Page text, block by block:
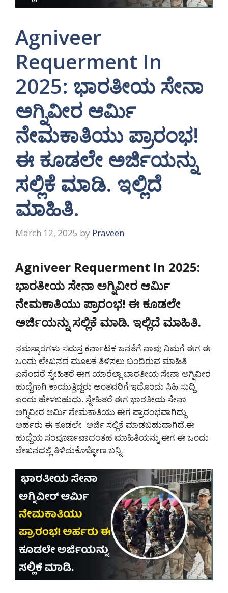
Agniveer
Requerment In
2025: ಭಾರತೀಯ ಸೇನಾ
ಅಗ್ನಿವೀರ ಆರ್ಮಿ
ನೇಮಕಾತಿಯು ಪ್ರಾರಂಭ!
ಈ ಕೂಡಲೇ ಅರ್ಜಿಯನ್ನು
ಸಲ್ಲಿಕೆ ಮಾಡಿ. ಇಲ್ಲಿದೆ
ಮಾಹಿತಿ.
March 12, 2025 by Praveen
Agniveer Requerment In 2025:
ಭಾರತೀಯ ಸೇನಾ ಅಗ್ನಿವೀರ ಆರ್ಮಿ
ನೇಮಕಾತಿಯು ಪ್ರಾರಂಭ! ಈ ಕೂಡಲೇ
ಅರ್ಜಿಯನ್ನು ಸಲ್ಲಿಕೆ ಮಾಡಿ. ಇಲ್ಲಿದೆ ಮಾಹಿತಿ.
ನಮಸ್ಕಾರಗಳು ಸಮಸ್ತ ಕರ್ನಾಟಕ ಜನತೆಗೆ ನಾವು ನಿಮಗೆ ಈಗ ಈ
ಒಂದು ಲೇಖನದ ಮೂಲಕ ತಿಳಿಸಲು ಬಂದಿರುವ ಮಾಹಿತಿ
ಏನೆಂದರೆ ಸ್ನೇಹಿತರೆ ಈಗ ಯಾರೆಲ್ಲಾ ಭಾರತೀಯ ಸೇನಾ ಅಗ್ನಿವೀರ
ಹುದ್ದೆಗಾಗಿ ಕಾಯುತ್ತಿದ್ದರು ಅಂತವರಿಗೆ ಇದೊಂದು ಸಿಹಿ ಸುದ್ದಿ
ಎಂದು ಹೇಳಬಹುದು. ಸ್ನೇಹಿತರೆ ಈಗ ಭಾರತೀಯ ಸೇನಾ
ಅಗ್ನಿವೀರ ಆರ್ಮಿ ನೇಮಕಾತಿಯು ಈಗ ಪ್ರಾರಂಭವಾಗಿದ್ದು
ಅರ್ಹರು ಈ ಕೂಡಲೇ ಅರ್ಜಿ ಸಲ್ಲಿಕೆ ಮಾಡಬಹುದಾಗಿದೆ.ಈ
ಹುದ್ದೆಯ ಸಂಪೂರ್ಣವಾದಂತಹ ಮಾಹಿತಿಯನ್ನು ಈಗ ಈ ಒಂದು
ಲೇಖನದಲ್ಲಿ ತಿಳಿದುಕೊಳ್ಳೋಣ ಬನ್ನಿ.